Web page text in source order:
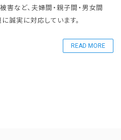
害など、夫婦間・親子間・男女間
誠実に対応しています。
READ MORE